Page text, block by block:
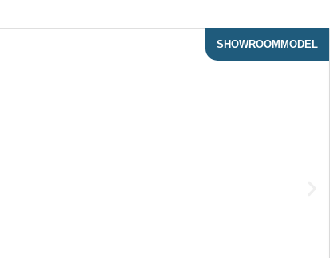
ACTIE
SHOWROOMMODEL